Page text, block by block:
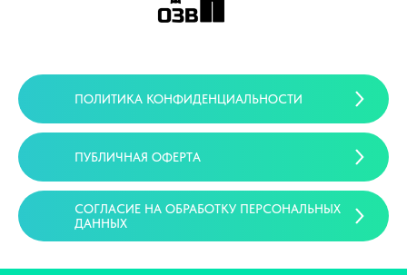
ПОЛИТИКА КОНФИДЕНЦИАЛЬНОСТИ
ПУБЛИЧНАЯ ОФЕРТА
СОГЛАСИЕ НА ОБРАБОТКУ ПЕРСОНАЛЬНЫХ
ДАННЫХ